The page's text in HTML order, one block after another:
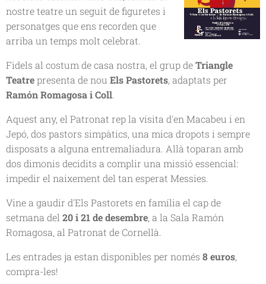
nostre teatre un seguit de figuretes i
personatges que ens recorden que
arriba un temps molt celebrat.
Fidels al costum de casa nostra, el grup deTriangle
Teatrepresenta de nou Els Pastorets, adaptats per
Ramón Romagosa i Coll.
Aquest any, el Patronat rep la visita d'en Macabeu i en
Jepó, dos pastors simpàtics, una mica dropots i sempre
disposats a alguna entremaliadura. Allà toparan amb
dos dimonis decidits a complir una missió essencial:
impedir el naixement del tan esperat Messies.
Vine a gaudir d'Els Pastorets en família el cap de
setmana del 20 i 21 de desembre, a la Sala Ramón
Romagosa, al Patronat de Cornellà.
Les entrades ja estan disponibles per només 8 euros,
compra-les!